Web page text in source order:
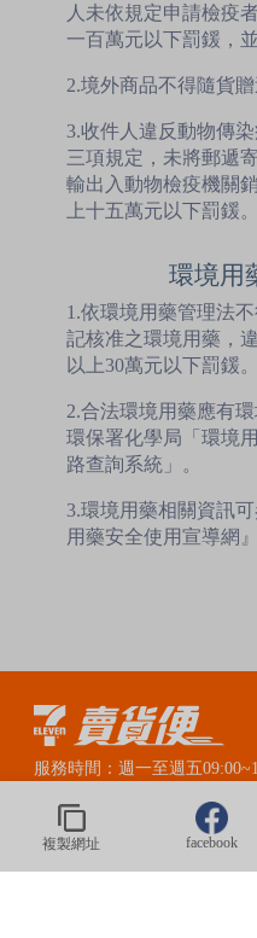
複製網址 facebook
人未依規定申請檢疫
一百萬元以下罰鍰，
2.境外商品不得隨貨贈
3.收件人違反動物傳
三項規定，未將郵遞
輸出入動物檢疫機關
上十五萬元以下罰鍰。
環境用
1.依環境用藥管理法
記核准之環境用藥，
以上30萬元以下罰鍰。
2.合法環境用藥應有
環保署化學局「環境
路查詢系統」。
3.環境用藥相關資訊
用藥安全使用宣導網』
服務時間：週一至週五